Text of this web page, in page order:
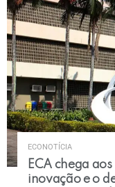
ECONOTÍCIA
ECA chega
inovação e o